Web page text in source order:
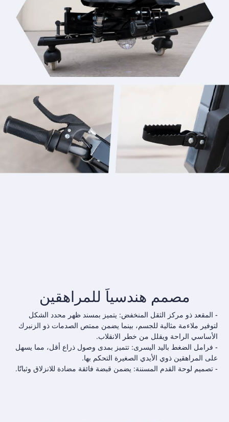
مصمم هندسياً للمراهقين
- المقعد ذو مركز الثقل المنخفض: يتميز بمسند ظهر محدد الشكل
لتوفير ملاءمة مثالية للجسم، بينما يضمن ممتص الصدمات ذو الزنبرك
الأساسي الراحة ويقلل من خطر الانقلاب.
- فرامل الضغط باليد اليسرى: تتميز بمدى وصول ذراع أقل، مما يسهل
على المراهقين ذوي الأيدي الصغيرة التحكم بها.
- تصميم لوحة القدم المسننة: يضمن قبضة فائقة مضادة للانزلاق وثباتًا.